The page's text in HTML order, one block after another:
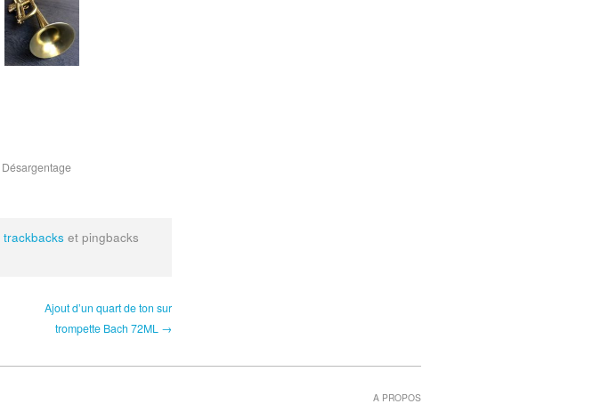
Désargentage
trackbacks et pingbacks
Ajout d’un quart de ton sur
trompette Bach 72ML →
A PROPOS